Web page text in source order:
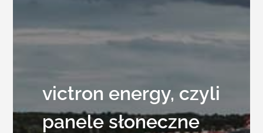
victron energy, czyli
panele słoneczne